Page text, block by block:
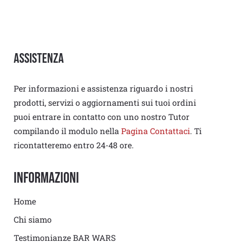
Assistenza
Per informazioni e assistenza riguardo i nostri
prodotti, servizi o aggiornamenti sui tuoi ordini
puoi entrare in contatto con uno nostro Tutor
compilando il modulo nella Pagina Contattaci. Ti
ricontatteremo entro 24-48 ore.
Informazioni
Home
Chi siamo
Testimonianze BAR WARS